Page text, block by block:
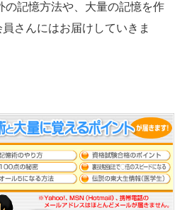
の記憶方法や、大量の記憶を作
さんにはお届けしていきま